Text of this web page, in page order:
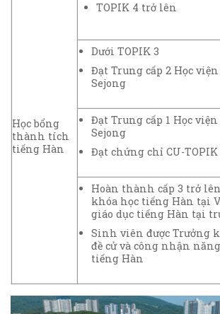
Học bổng
thành tích
tiếng Hàn
TOPIK 4 trở lên
Dưới TOPIK 3
Đạt Trung cấp 2 Học viện
Sejong
Đạt Trung cấp 1 Học viện
Sejong
Đạt chứng chỉ CU-TOPIK
Hoàn thành cấp 3 trở lên
khóa học tiếng Hàn tại
giáo dục tiếng Hàn tại
Sinh viên được Trưởng
đề cử và công nhận
tiếng Hàn